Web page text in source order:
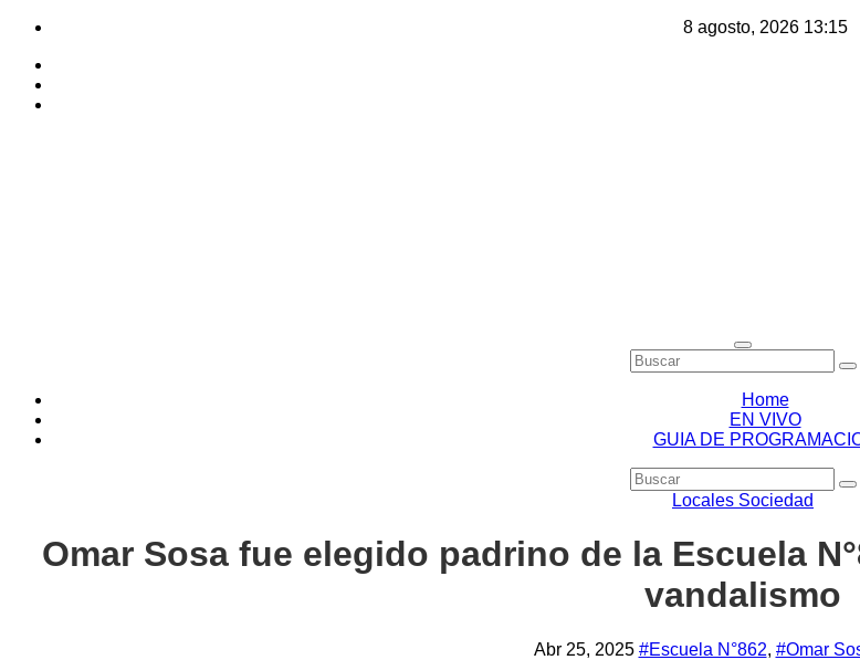
Saltar
8 agosto, 2026 13:15
Home
EN VIVO
GUIA DE
Locales Sociedad
Omar Sosa fue elegido padrino de la Escuela
vandalismo
Abr 25, 2025 #Escuela N°862, #Omar